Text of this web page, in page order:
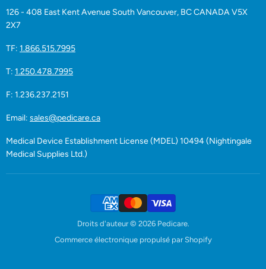
126 - 408 East Kent Avenue South Vancouver, BC CANADA V5X
2X7
TF: 1.866.515.7995
T: 1.250.478.7995
F: 1.236.237.2151
Email: sales@pedicare.ca
Medical Device Establishment License (MDEL) 10494 (Nightingale
Medical Supplies Ltd.)
Droits d'auteur © 2026 Pedicare.
Commerce électronique propulsé par Shopify